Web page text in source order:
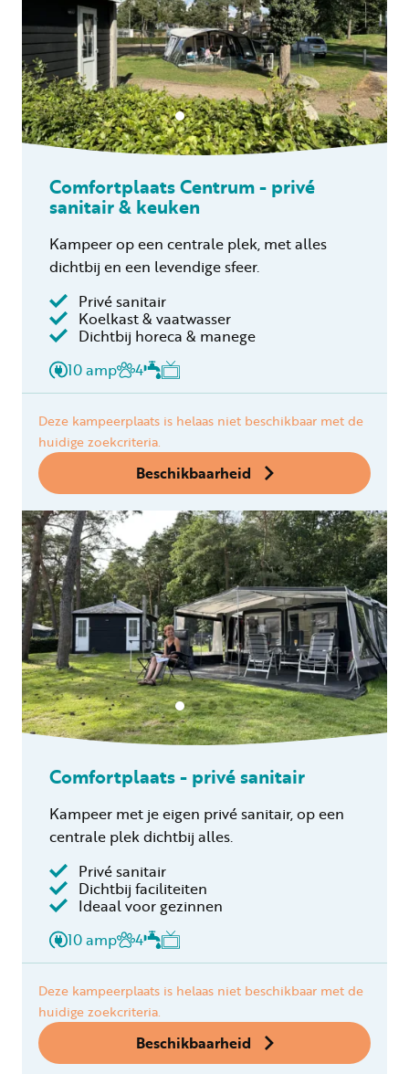
Comfortplaats Centrum - privé
sanitair & keuken
Kampeer op een centrale plek, met alles
dichtbij en een levendige sfeer.
Privé sanitair
Koelkast & vaatwasser
Dichtbij horeca & manege
10 amp
4
Deze kampeerplaats is helaas niet beschikbaar met de
huidige zoekcriteria.
Beschikbaarheid
Comfortplaats - privé sanitair
Kampeer met je eigen privé sanitair, op een
centrale plek dichtbij alles.
Privé sanitair
Dichtbij faciliteiten
Ideaal voor gezinnen
10 amp
4
Deze kampeerplaats is helaas niet beschikbaar met de
huidige zoekcriteria.
Beschikbaarheid